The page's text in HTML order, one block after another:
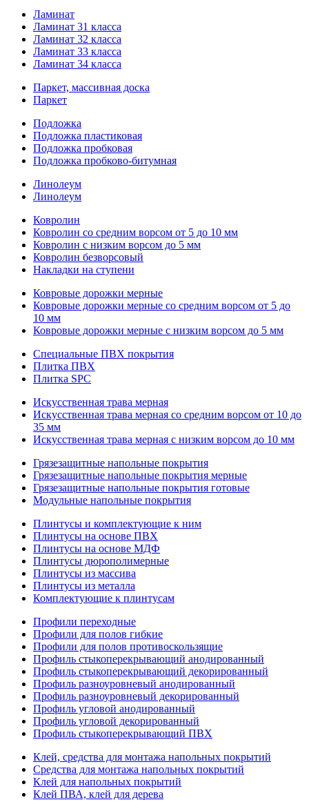
Ламинат
Ламинат 31 класса
Ламинат 32 класса
Ламинат 33 класса
Ламинат 34 класса
Паркет, массивная доска
Паркет
Подложка
Подложка пластиковая
Подложка пробковая
Подложка пробково-битумная
Линолеум
Линолеум
Ковролин
Ковролин со средним ворсом от 5 до 10 мм
Ковролин с низким ворсом до 5 мм
Ковролин безворсовый
Накладки на ступени
Ковровые дорожки мерные
Ковровые дорожки мерные со средним ворсом от 5 до
10 мм
Ковровые дорожки мерные с низким ворсом до 5 мм
Специальные ПВХ покрытия
Плитка ПВХ
Плитка SPC
Искуccтвенная трава мерная
Искусственная трава мерная со средним ворсом от 10 до
35 мм
Искусственная трава мерная с низким ворсом до 10 мм
Грязезащитные напольные покрытия
Грязезащитные напольные покрытия мерные
Грязезащитные напольные покрытия готовые
Модульные напольные покрытия
Плинтусы и комплектующие к ним
Плинтусы на основе ПВХ
Плинтусы на основе МДФ
Плинтусы дюрополимерные
Плинтусы из массива
Плинтусы из металла
Комплектующие к плинтусам
Профили переходные
Профили для полов гибкие
Профили для полов противоскользящие
Профиль стыкоперекрывающий анодированный
Профиль стыкоперекрывающий декорированный
Профиль разноуровневый анодированный
Профиль разноуровневый декорированный
Профиль угловой анодированный
Профиль угловой декорированный
Профиль стыкоперекрывающий ПВХ
Клей, средства для монтажа напольных покрытий
Средства для монтажа напольных покрытий
Клей для напольных покрытий
Клей ПВА, клей для дерева